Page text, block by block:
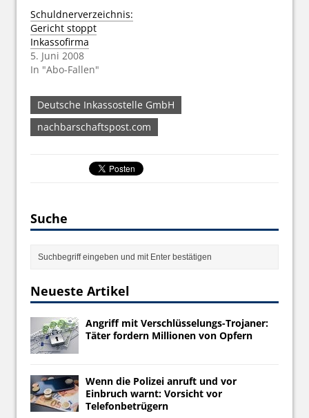
Schuldnerverzeichnis:
Gericht stoppt
Inkassofirma
5. Juni 2008
In "Abo-Fallen"
Deutsche Inkassostelle GmbH
nachbarschaftspost.com
Suche
Neueste Artikel
Angriff mit Verschlüsselungs-Trojaner:
Täter fordern Millionen von Opfern
Wenn die Polizei anruft und vor
Einbruch warnt: Vorsicht vor
Telefonbetrügern